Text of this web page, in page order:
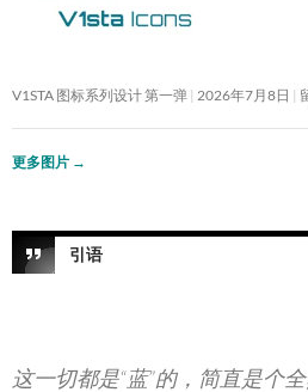
V1STA 图标系列设计 第一弹 2026年7月8日
更多图片 →
引语
这一切都是“蓝”的，简直是个